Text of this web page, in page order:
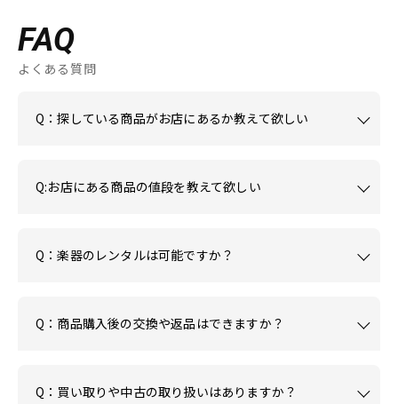
FAQ
よくある質問
Q：探している商品がお店にあるか教えて欲しい
Q:お店にある商品の値段を教えて欲しい
Q：楽器のレンタルは可能ですか？
Q：商品購入後の交換や返品はできますか？
Q：買い取りや中古の取り扱いはありますか？